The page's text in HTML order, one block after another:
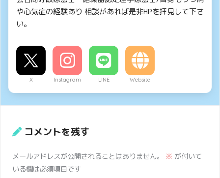
や心気症の経験あり 相談があれば是非HPを拝見して下さ
い。
X Instagram LINE Website
コメントを残す
メールアドレスが公開されることはありません。 ※ が付いて
いる欄は必須項目です